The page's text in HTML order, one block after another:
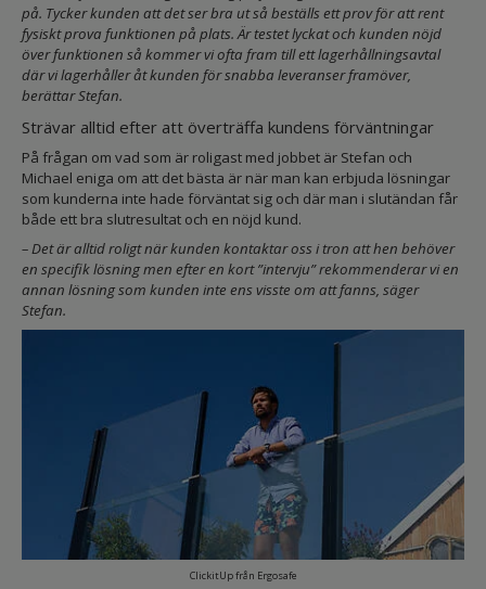
på. Tycker kunden att det ser bra ut så beställs ett prov för att rent
fysiskt prova funktionen på plats. Är testet lyckat och kunden nöjd
över funktionen så kommer vi ofta fram till ett lagerhållningsavtal
där vi lagerhåller åt kunden för snabba leveranser framöver,
berättar Stefan.
Strävar alltid efter att överträffa kundens förväntningar
På frågan om vad som är roligast med jobbet är Stefan och
Michael eniga om att det bästa är när man kan erbjuda lösningar
som kunderna inte hade förväntat sig och där man i slutändan får
både ett bra slutresultat och en nöjd kund.
– Det är alltid roligt när kunden kontaktar oss i tron att hen behöver
en specifik lösning men efter en kort ”intervju” rekommenderar vi en
annan lösning som kunden inte ens visste om att fanns, säger
Stefan.
ClickitUp från Ergosafe